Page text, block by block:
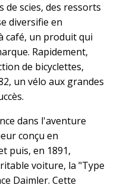
scies, des ressorts
diversifie en
café, un produit qui
Rapidement,
de bicyclettes,
un vélo aux grandes
dans l'aventure
conçu en
puis, en 1891,
voiture, la "Type
Daimler. Cette